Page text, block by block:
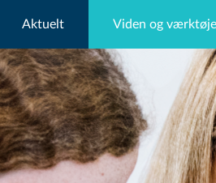
Aktuelt Viden og